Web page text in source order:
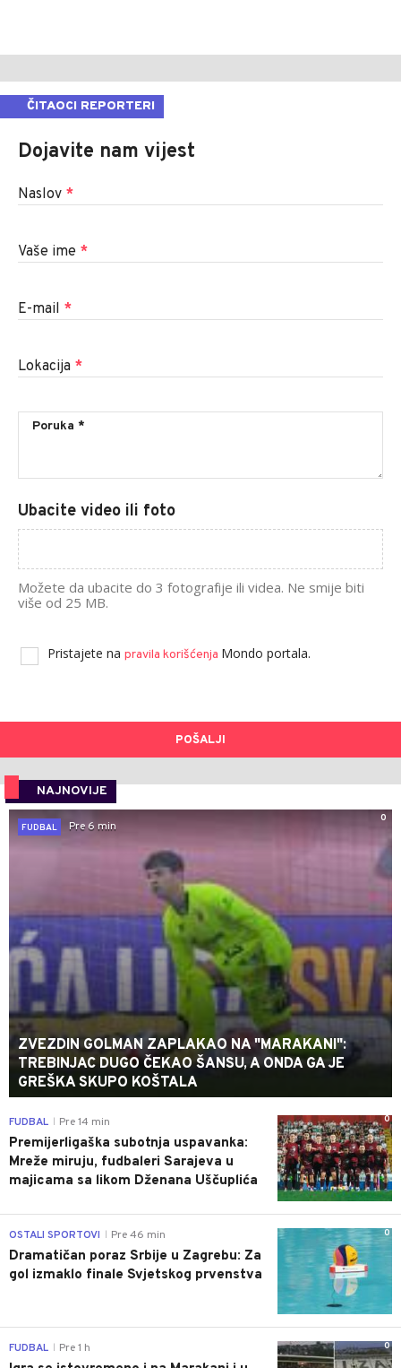
ČITAOCI REPORTERI
Dojavite nam vijest
Naslov *
Vaše ime *
E-mail *
Lokacija *
Ubacite video ili foto
Možete da ubacite do 3 fotografije ili videa. Ne smije biti
više od 25 MB.
Pristajete na pravila korišćenja Mondo portala.
POŠALJI
NAJNOVIJE
0
FUDBAL
Pre 6 min
ZVEZDIN GOLMAN ZAPLAKAO NA "MARAKANI":
TREBINJAC DUGO ČEKAO ŠANSU, A ONDA GA JE
GREŠKA SKUPO KOŠTALA
0
FUDBAL Pre 14 min
Premijerligaška subotnja uspavanka:
Mreže miruju, fudbaleri Sarajeva u
majicama sa likom Dženana Uščuplića
0
OSTALI SPORTOVI Pre 46 min
Dramatičan poraz Srbije u Zagrebu: Za
gol izmaklo finale Svjetskog prvenstva
0
FUDBAL Pre 1 h